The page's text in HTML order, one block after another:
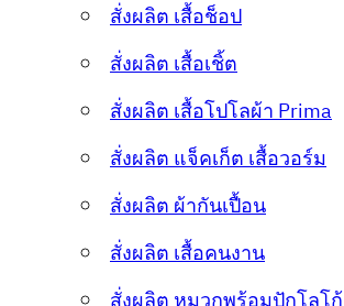
สั่งผลิต เสื้อช็อป
สั่งผลิต เสื้อเชิ้ต
สั่งผลิต เสื้อโปโลผ้า Prima
สั่งผลิต แจ็คเก็ต เสื้อวอร์ม
สั่งผลิต ผ้ากันเปื้อน
สั่งผลิต เสื้อคนงาน